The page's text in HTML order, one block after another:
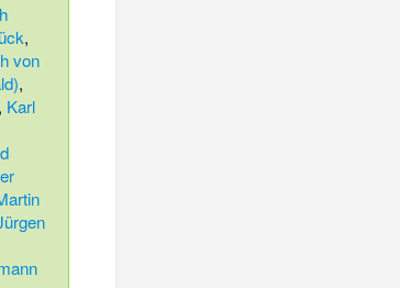
,
von
,
Karl